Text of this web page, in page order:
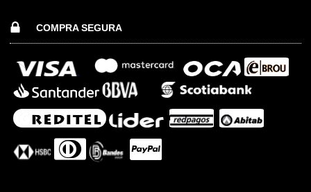
COMPRA SEGURA